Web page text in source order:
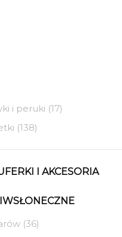
i peruki (17)
(138)
I AKCESORIA
(36)